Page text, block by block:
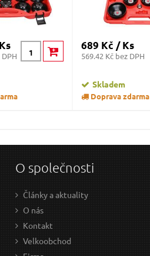
689 Kč / Ks
569.42 Kč bez DPH
Skladem
Doprava zdarma
O společnosti
Články a aktuality
O nás
Kontakt
Velkoobchod